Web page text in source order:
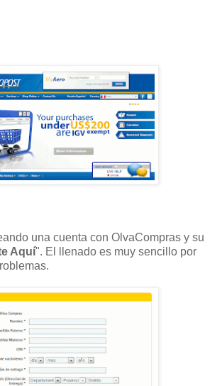
una cuenta con OlvaCompras y su
Aquí". El llenado es muy sencillo por